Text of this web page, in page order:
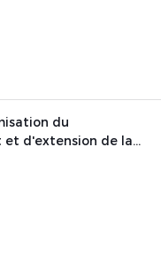
du
d'extension de la